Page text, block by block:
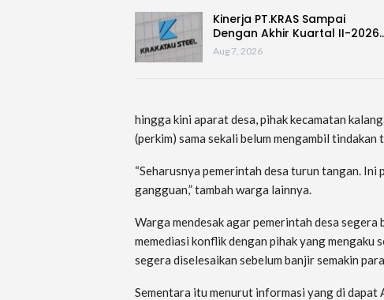
Kinerja PT.KRAS Sampai
Dengan Akhir Kuartal II-
Aug 7, 2026
hingga kini aparat desa, pihak kecamatan
(perkim) sama sekali belum mengambil
“Seharusnya pemerintah desa turun tangan.
gangguan,” tambah warga lainnya.
Warga mendesak agar pemerintah desa segera
memediasi konflik dengan pihak yang mengaku
segera diselesaikan sebelum banjir semakin
Sementara itu menurut informasi yang di